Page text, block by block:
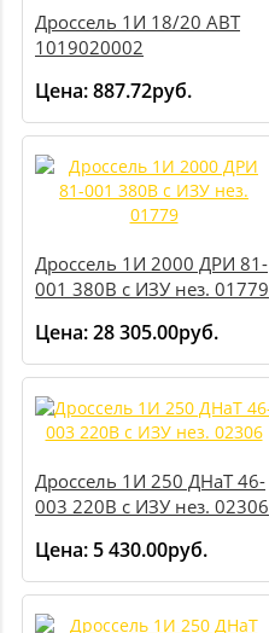
Дроссель 1И 18/20 АВТ
1019020002
Цена:887.72руб.
Дроссель 1И 2000 ДРИ 81-
001 380В с ИЗУ нез. 01779
Цена:28 305.00руб.
Дроссель 1И 250 ДНаТ 46-
003 220В с ИЗУ нез. 02306
Цена: 5 430.00руб.